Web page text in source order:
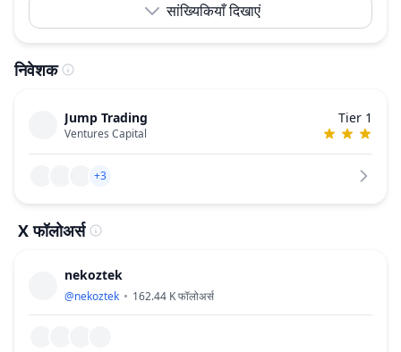
सांख्यिकियाँ दिखाएं
निवेशक
Jump Trading
Ventures Capital
Tier 1
+3
X फॉलोअर्स
nekoztek
@nekoztek 162.44 Kफॉलोअर्स